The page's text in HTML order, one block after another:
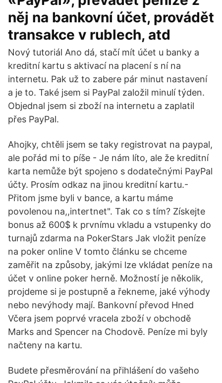
něj na bankovní účet, provádět
transakce v rublech, atd
Nový tutoriál Ano dá, stačí mít účet u banky a
kreditní kartu s aktivací na placení s ní na
internetu. Pak už to zabere pár minut nastavení
a je to. Také jsem si PayPal založil minulí týden.
Objednal jsem si zboží na internetu a zaplatil
přes PayPal.
Ahojky, chtěli jsem se taky registrovat na paypal,
ale pořád mi to píše - Je nám líto, ale že kreditní
karta nemůže být spojeno s dodatečnými PayPal
účty. Prosím odkaz na jinou kreditní kartu.-
Přitom jsme byli v bance, a kartu máme
povolenou na,,intertnet". Tak co s tím? Získejte
bonus až 600$ k prvnímu vkladu a vstupenky do
turnajů zdarma na PokerStars Jak vložit peníze
na poker online V tomto článku se chceme
zaměřit na způsoby, jakými lze vkládat peníze na
účet v online poker herně. Možností je několik,
projdeme si je postupně a řekneme, jaké výhody
nebo nevýhody mají. Bankovní převod Hned
Včera jsem poprvé vracela zboží v obchodě
Marks and Spencer na Chodově. Peníze mi byly
načteny na kartu.
Budete přesměrování na přihlášení do vašeho